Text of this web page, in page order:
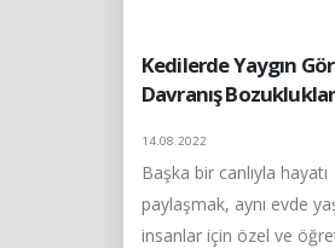
Kedilerde Yaygın
Davranış
14.08.2022
Başka bir canlıyla hayatı
paylaşmak, aynı evde
insanlar için özel ve